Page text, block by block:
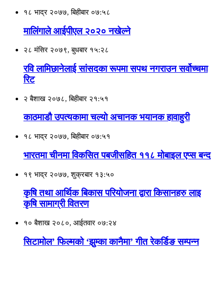
१८ भाद्र २०७७, बिहीबार ०७:५८
मालिंगाले आईपीएल २०२० नखेल्ने
२८ मंसिर २०७९, बुधबार १५:२८
रवि लामिछानेलाई सां‌सदका रूपमा सपथ नगराउन सर्वोच्चमा
रिट
२ बैशाख २०७८, बिहीबार २१:५१
काठमाडौ उपत्यकामा चल्याे अचानक भयानक हावाहुरी
१८ भाद्र २०७७, बिहीबार ०७:५१
भारतमा चीनमा विकसित पबजीसहित ११८ मोबाइल एप्स बन्द
१९ भाद्र २०७७, शुक्रबार १३:५०
कृषि तथा आर्थिक बिकास परियोजना द्वारा किसानहरु लाइ
कृषि सामाग्री वितरण
१० बैशाख २०८०, आईतवार ०७:२४
सिटामोल’ फिल्मको ‘झुम्का कानैमा’ गीत रेकर्डिङ सम्पन्न